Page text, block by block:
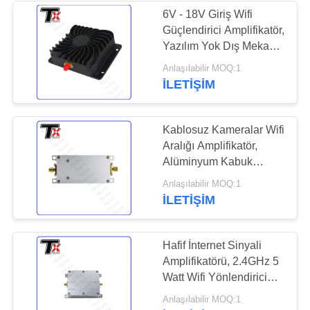
çift yönlü
amplifikatör
12
Uçak sinyali bozucu
6V - 18V Giriş Wifi
Güçlendirici Amplifikatör,
Yazılım Yok Dış Mekan
Wifi Amplifikatör
Anlaşılabilir MOQ:1
İLETIŞIM
Kablosuz Kameralar Wifi
Aralığı Amplifikatör,
Alüminyum Kabuk
Taşınabilir Wifi
Amplifikatör
Anlaşılabilir MOQ:1
İLETIŞIM
Hafif İnternet Sinyali
Amplifikatörü, 2.4GHz 5
Watt Wifi Yönlendirici
Amplifikatörü
Anlaşılabilir MOQ:1